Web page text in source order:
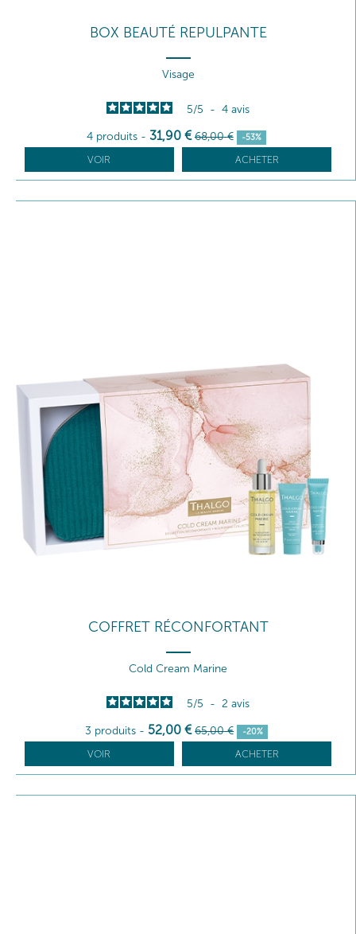
BOX BEAUTÉ REPULPANTE
Visage
5/5 - 4 avis
4 produits - 31,90 € 68,00 € -53%
VOIR ACHETER
COFFRET RÉCONFORTANT
Cold Cream Marine
5/5 - 2 avis
3 produits - 52,00 € 65,00 € -20%
VOIR ACHETER